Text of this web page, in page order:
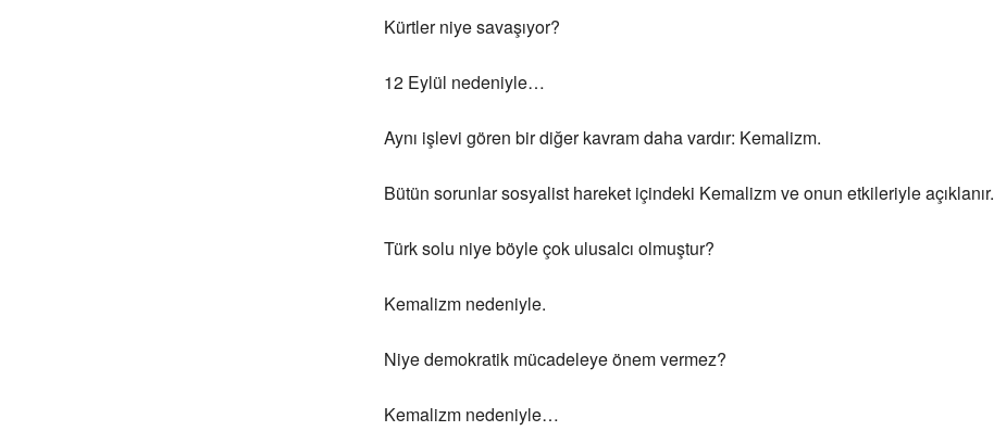
Kürtler niye savaşıyor?
12 Eylül nedeniyle…
Aynı işlevi gören bir diğer kavram daha vardır: Kemalizm.
Bütün sorunlar sosyalist hareket içindeki Kemalizm ve onun etkileriyle açıklanır.
Türk solu niye böyle çok ulusalcı olmuştur?
Kemalizm nedeniyle.
Niye demokratik mücadeleye önem vermez?
Kemalizm nedeniyle…